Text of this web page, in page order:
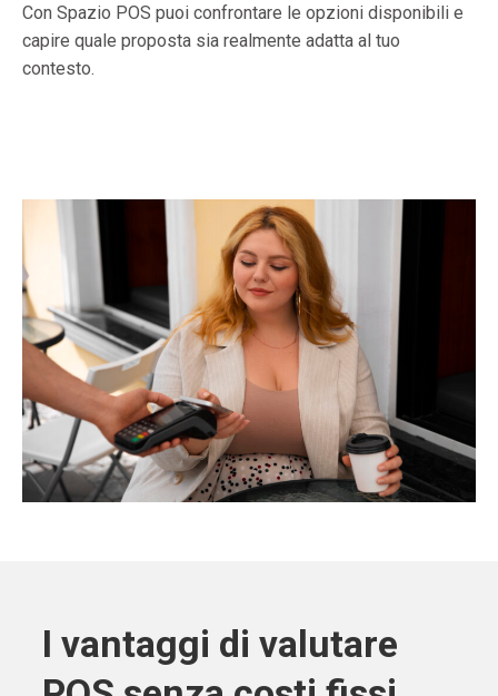
Con Spazio POS puoi confrontare le opzioni disponibili e
capire quale proposta sia realmente adatta al tuo
contesto.
I vantaggi di valutare